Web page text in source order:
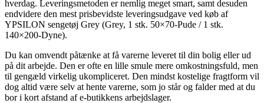
hverdag. Leveringsmetoden er nemlig meget smart, samt desuden
endvidere den mest prisbevidste leveringsudgave ved køb af
YPSILON sengetøj Grey (Grey, 1 stk. 50×70-Pude / 1 stk.
140×200-Dyne).
Du kan omvendt påtænke at få varerne leveret til din bolig eller ud
på dit arbejde. Den er ofte en lille smule mere omkostningsfuld, men
til gengæld virkelig ukompliceret. Den mindst kostelige fragtform vil
dog altid være selv at hente varerne, som jo står og falder med at du
bor i kort afstand af e-butikkens arbejdslager.